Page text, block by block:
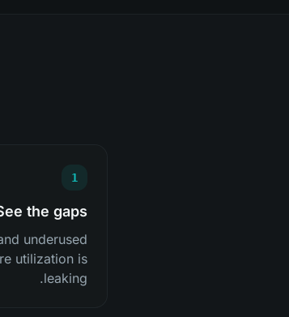
1
the gaps
underused
utilization is
leaking.